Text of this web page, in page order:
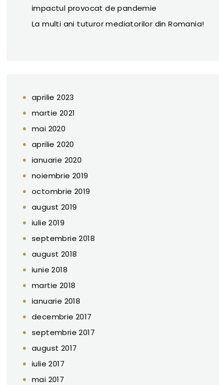
impactul provocat de pandemie
La multi ani tuturor mediatorilor din Romania!
aprilie 2023
martie 2021
mai 2020
aprilie 2020
ianuarie 2020
noiembrie 2019
octombrie 2019
august 2019
iulie 2019
septembrie 2018
august 2018
iunie 2018
martie 2018
ianuarie 2018
decembrie 2017
septembrie 2017
august 2017
iulie 2017
mai 2017